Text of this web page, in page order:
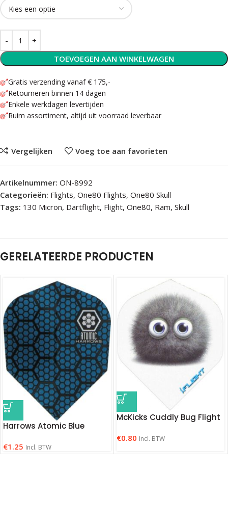
TOEVOEGEN AAN WINKELWAGEN
Gratis verzending vanaf € 175,-
Retourneren binnen 14 dagen
Enkele werkdagen levertijden
Ruim assortiment, altijd uit voorraad leverbaar
Vergelijken Voeg toe aan favorieten
Artikelnummer: ON-8992
Categorieën: Flights, One80 Flights, One80 Skull
Tags: 130 Micron, Dartflight, Flight, One80, Ram, Skull
GERELATEERDE PRODUCTEN
Harrows Atomic Blue
€1.25 Incl. BTW
McKicks Cuddly Bug Flight
€0.80 Incl. BTW